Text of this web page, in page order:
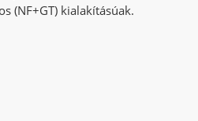
(NF+GT) kialakításúak.